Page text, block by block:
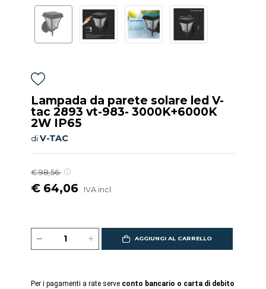
Lampada da parete solare led V-
tac 2893 vt-983- 3000K+6000K
2W IP65
diV-TAC
€ 98,56
€ 64,06 IVA incl.
AGGIUNGI AL CARRELLO
Per i pagamenti a rate serve conto bancario o carta di debito